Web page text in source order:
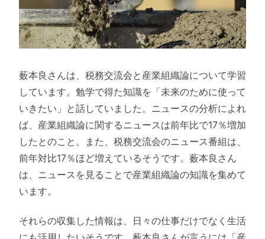
薮本良さんは、税務交流会と産業組織論について学習
しています。勉学で得た知識を「未来のために使って
いきたい」と話していました。ニュースの分析によれ
ば、産業組織論に関するニュースは前年比で17％増加
したとのこと。また、税務交流会のニュース番組は、
前年対比17％ほど増えているそうです。薮本良さん
は、ニュースを見ることで産業組織論の知識を集めて
います。
それらの収集した情報は、日々の仕事だけでなく生活